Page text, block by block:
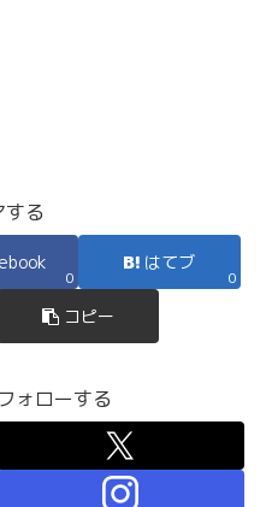
する
0
はてブ
0
コピー
ォローする